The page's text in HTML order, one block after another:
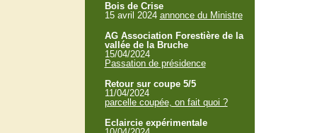
Bois de Crise
15 avril 2024 annonce du Ministre
AG Association Forestière de la
vallée de la Bruche
15/04/2024
Passation de présidence
Retour sur coupe 5/5
11/04/2024
parcelle coupée, on fait quoi ?
Eclaircie expérimentale